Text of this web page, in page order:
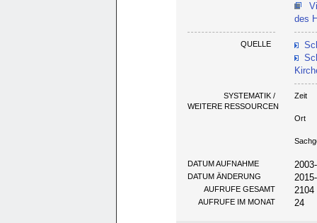
des
QUELLE
SYSTEMATIK /
WEITERE RESSOURCEN
Zeit
Ort
DATUM AUFNAHME
DATUM ÄNDERUNG
AUFRUFE GESAMT 2104
AUFRUFE IM MONAT 24